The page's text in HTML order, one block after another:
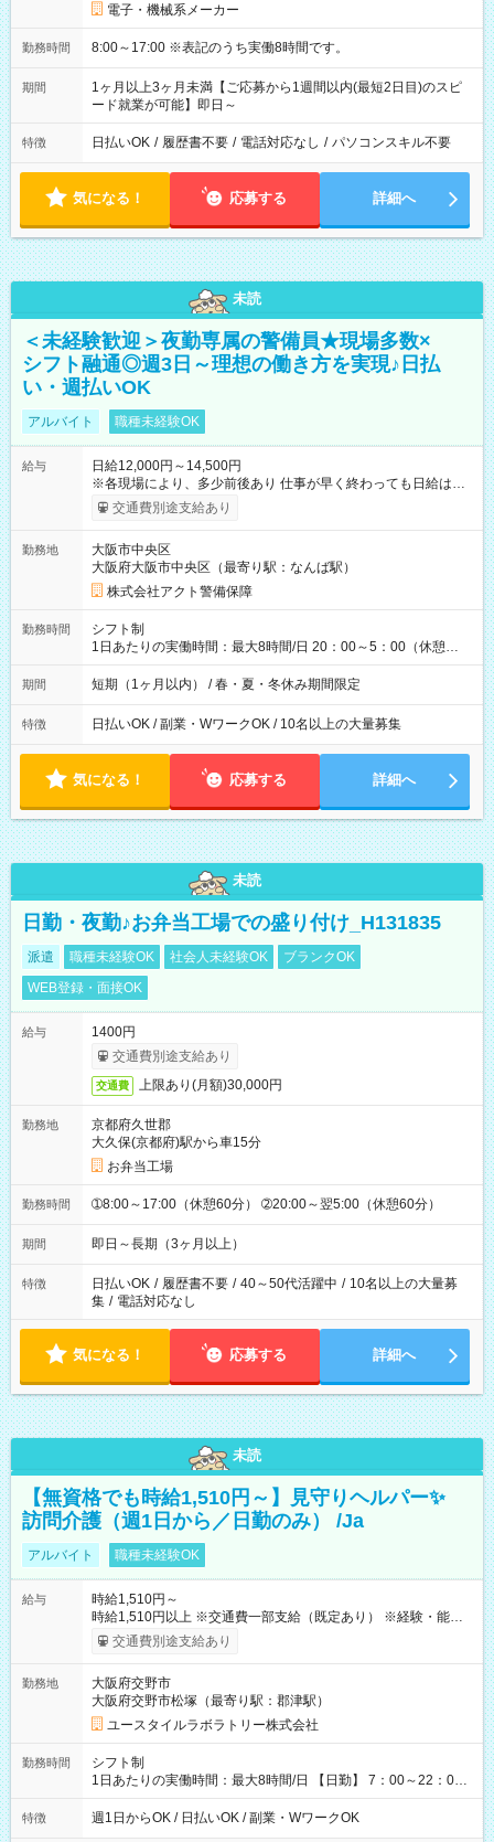
電子・機械系メーカー
勤務時間 8:00～17:00 ※表記のうち実働8時間です。
期間
1ヶ月以上3ヶ月未満【ご応募から1週間以内(最短2日目)のスピ
ード就業が可能】即日～
特徴 日払いOK / 履歴書不要 / 電話対応なし / パソコンスキル不要
気になる！ 応募する 詳細へ
未読
＜未経験歓迎＞夜勤専属の警備員★現場多数×
シフト融通◎週3日～理想の働き方を実現♪日払
い・週払いOK
アルバイト 職種未経験OK
給与
日給12,000円～14,500円
※各現場により、多少前後あり 仕事が早く終わっても日給は保
証されます。 【試用期間】試用期間なし
交通費別途支給あり
勤務地
大阪市中央区
大阪府大阪市中央区（最寄り駅：なんば駅）
株式会社アクト警備保障
勤務時間
シフト制
1日あたりの実働時間：最大8時間/日 20：00～5：00（休憩
1h） ※現場により開始時間が異なる場合があります。
期間 短期（1ヶ月以内） / 春・夏・冬休み期間限定
特徴 日払いOK / 副業・WワークOK / 10名以上の大量募集
気になる！ 応募する 詳細へ
未読
日勤・夜勤♪お弁当工場での盛り付け_H131835
派遣 職種未経験OK 社会人未経験OK
ブランクOK
WEB登録・面接OK
給与
1400円
交通費別途支給あり
交通費 上限あり(月額)30,000円
勤務地
京都府久世郡
大久保(京都府)駅から車15分
お弁当工場
勤務時間 ➀8:00～17:00（休憩60分） ➁20:00～翌5:00（休憩60分）
期間 即日～長期（3ヶ月以上）
特徴 日払いOK / 履歴書不要 / 40～50代活躍中 / 10名以上の大量募
集 / 電話対応なし
気になる！ 応募する 詳細へ
未読
【無資格でも時給1,510円～】見守りヘルパー✨
訪問介護（週1日から／日勤のみ） /Ja
アルバイト 職種未経験OK
給与
時給1,510円～
時給1,510円以上 ※交通費一部支給（既定あり） ※経験・能力を
考慮して決定します 【収入例】 週1回勤務の場合：1,510円×8時
間×4回=4万8,320円 週3回勤務の場合：1,510円×8時間×12回
1,600円 【試用期間】試用期間あり 試用期間の長さ：2ヶ月
※ 雇用形態と給与に、本採用時と異なる部分があります。 雇用
形態：本採用時と同じです。 給与：時給 1,180円以上
交通費別途支給あり
勤務地
大阪府交野市
大阪府交野市松塚（最寄り駅：郡津駅）
ユースタイルラボラトリー株式会社
勤務時間
シフト制
1日あたりの実働時間：最大8時間/日 【日勤】 7：00～22：00
の間で4～8時間勤務（休憩時間は法定通り） ※週1日～OK ／ 1
日4時間から勤務OK ／ 夜勤なし ＊＊ 勤務時間例 ＊＊ ■7時
特徴 週1日からOK / 日払いOK / 副業・WワークOK